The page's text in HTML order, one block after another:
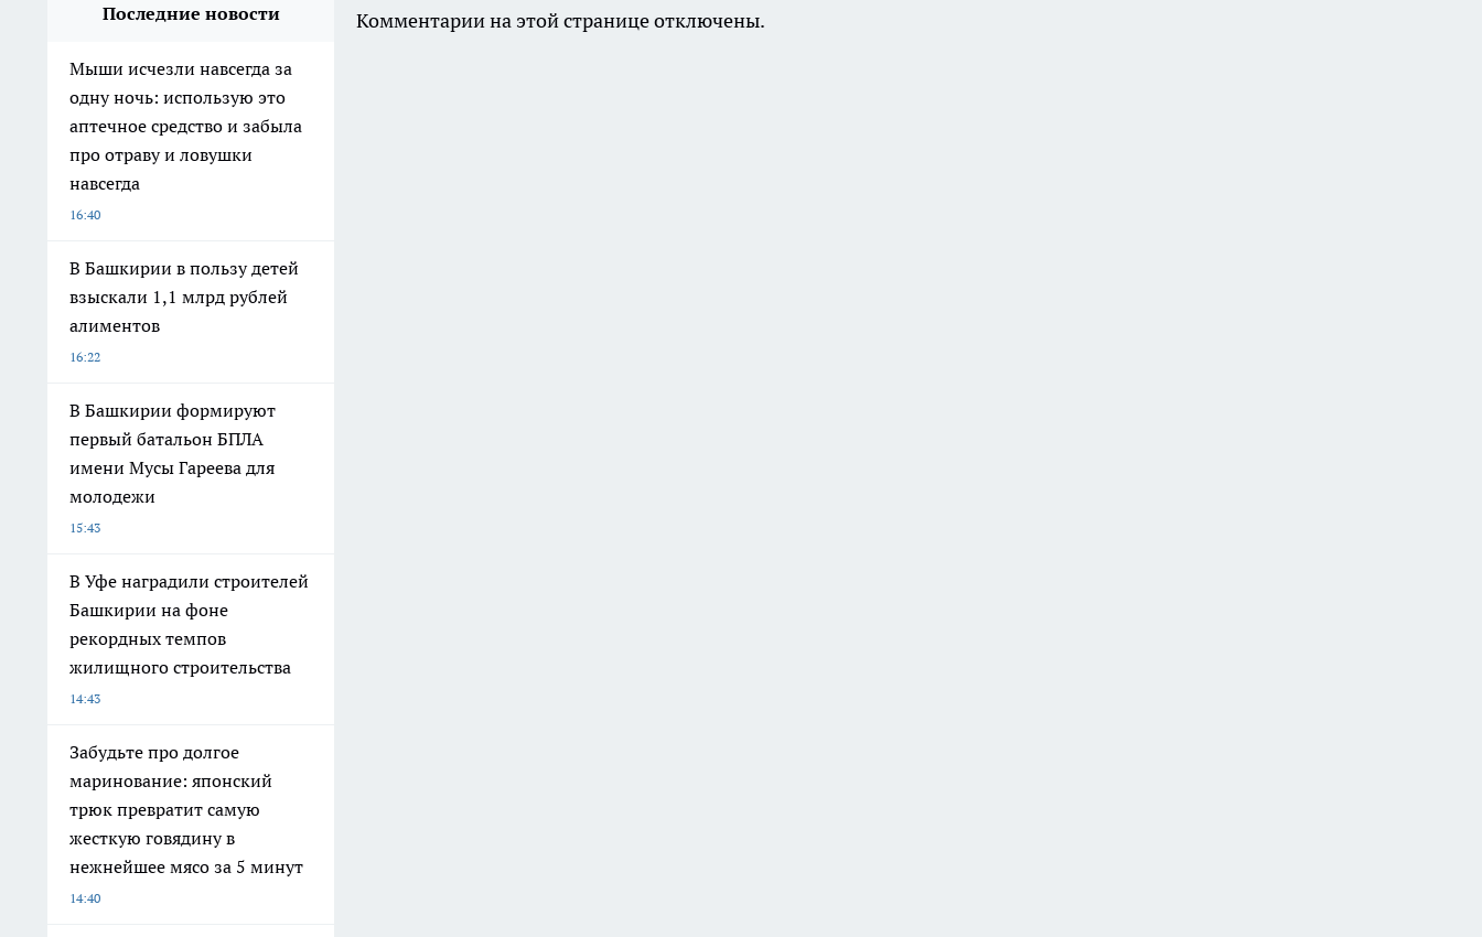
Последние новости
Мыши исчезли навсегда за
одну ночь: использую это
аптечное средство и забыла
про отраву и ловушки
навсегда
16:40
В Башкирии в пользу детей
взыскали 1,1 млрд рублей
алиментов
16:22
В Башкирии формируют
первый батальон БПЛА
имени Мусы Гареева для
молодежи
15:43
В Уфе наградили строителей
Башкирии на фоне
рекордных темпов
жилищного строительства
14:43
Забудьте про долгое
маринование: японский
трюк превратит самую
жесткую говядину в
нежнейшее мясо за 5 минут
14:40
Комментарии на этой странице отключены.